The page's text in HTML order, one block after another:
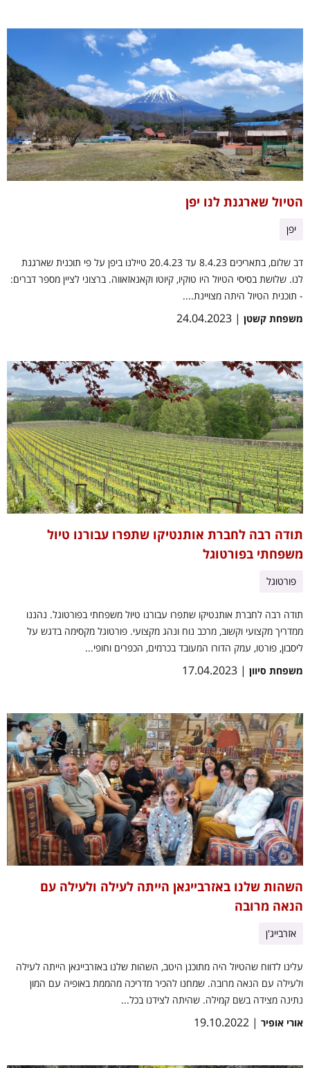
הטיול שארגנת לנו יפן
יפן
דב שלום, בתאריכים 8.4.23 עד 20.4.23 טיילנו ביפן על פי תוכנית שארגנת
לנו. שלושת בסיסי הטיול היו טוקיו, קיוטו וקאנאזאווה. ברצוני לציין מספר דברים:
- תוכנית הטיול היתה מצויינת....
משפחת קשטן | 24.04.2023
תודה רבה לחברת אותנטיקו שתפרו עבורנו טיול
משפחתי בפורטוגל
פורטוגל
תודה רבה לחברת אותנטיקו שתפרו עבורנו טיול משפחתי בפורטוגל. נהננו
ממדריך מקצועי וקשוב, מרכב נוח ונהג מקצועי. פורטוגל מקסימה בדגש על
ליסבון, פורטו, עמק הדורו המעובד בכרמים, הכפרים וחופי...
משפחת סיוון | 17.04.2023
השהות שלנו באזרבייגאן הייתה לעילה ולעילה עם
הנאה מרובה
אזרבייג'ן
עלינו לדווח שהטיול היה מתוכנן היטב, השהות שלנו באזרבייגאן הייתה לעילה
ולעילה עם הנאה מרובה. שמחנו להכיר מדריכה מהממת באופיה עם המון
נתינה מצידה בשם קמילה. שהיתה לצידנו בכל...
אורי אופיר | 19.10.2022